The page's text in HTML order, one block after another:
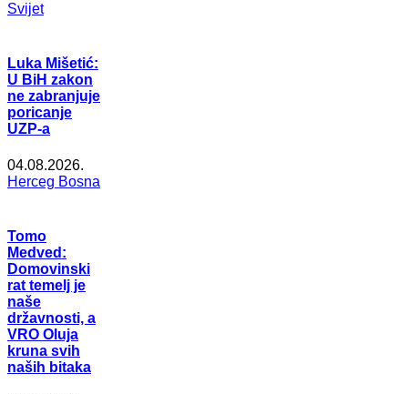
Svijet
Luka Mišetić:
U BiH zakon
ne zabranjuje
poricanje
UZP-a
04.08.2026.
Herceg Bosna
Tomo
Medved:
Domovinski
rat temelj je
naše
državnosti, a
VRO Oluja
kruna svih
naših bitaka